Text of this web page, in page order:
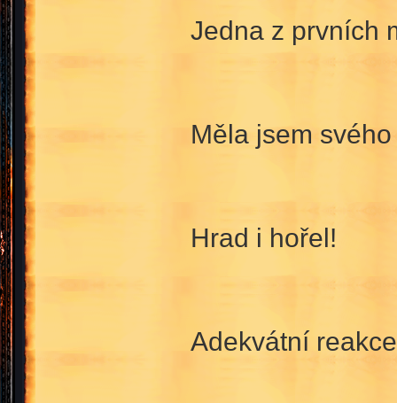
Jedna z prvních
Měla jsem
Hrad i hořel!
Adekvátní